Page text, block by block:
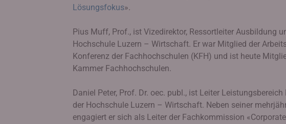
Lösungsfokus».
Pius Muff, Prof., ist Vizedirektor, Ressortleiter Ausbildung
Hochschule Luzern – Wirtschaft. Er war Mitglied der
Konferenz der Fachhochschulen (KFH) und ist heute
Kammer Fachhochschulen.
Daniel Peter, Prof. Dr. oec. publ., ist Leiter
der Hochschule Luzern – Wirtschaft. Neben seiner
engagiert er sich als Leiter der Fachkommission